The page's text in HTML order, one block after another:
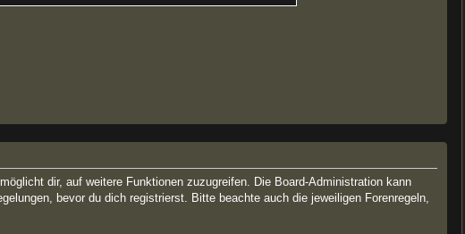
dir, auf weitere Funktionen zuzugreifen. Die Board-Administration kann
bevor du dich registrierst. Bitte beachte auch die jeweiligen Forenregeln,